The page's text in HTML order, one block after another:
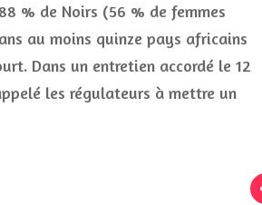
% de Noirs (56 % de femmes
au moins quinze pays africains
Dans un entretien accordé le 12
les régulateurs à mettre un